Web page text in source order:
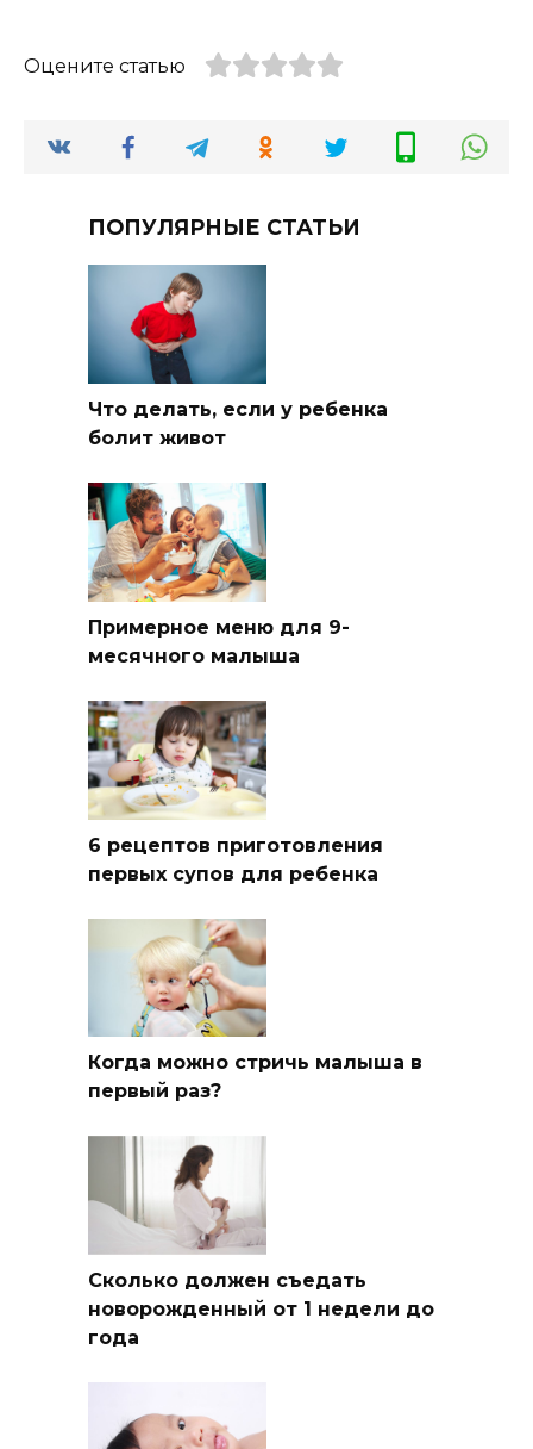
Оцените статью
ПОПУЛЯРНЫЕ СТАТЬИ
Что делать, если у ребенка
болит живот
Примерное меню для 9-
месячного малыша
6 рецептов приготовления
первых супов для ребенка
Когда можно стричь малыша в
первый раз?
Сколько должен съедать
новорожденный от 1 недели до
года